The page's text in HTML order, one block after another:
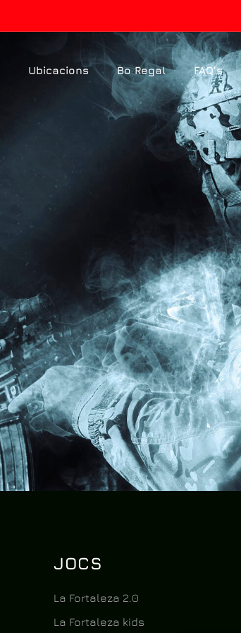
Ubicacions Bo Regal FAQ’s
JOCS
La Fortaleza 2.0
La Fortaleza kids